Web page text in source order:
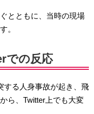
とともに、当時の現場
。
での反応
する人身事故が起き、飛
ら、Twitter上でも大変